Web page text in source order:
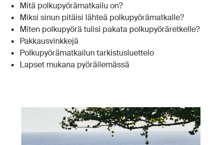
Mitä polkupyörämatkailu on?
Miksi sinun pitäisi lähteä polkupyörämatkalle?
Miten polkupyörä tulisi pakata polkupyöräretkelle?
Pakkausvinkkejä
Polkupyörämatkailun tarkistusluettelo
Lapset mukana pyöräilemässä